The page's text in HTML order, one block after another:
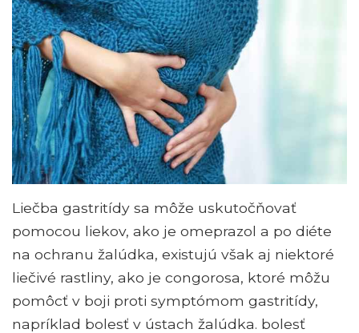
Liečba gastritídy sa môže uskutočňovať
pomocou liekov, ako je omeprazol a po diéte
na ochranu žalúdka, existujú však aj niektoré
liečivé rastliny, ako je congorosa, ktoré môžu
pomôcť v boji proti symptómom gastritídy,
napríklad bolesť v ústach žalúdka. bolesť